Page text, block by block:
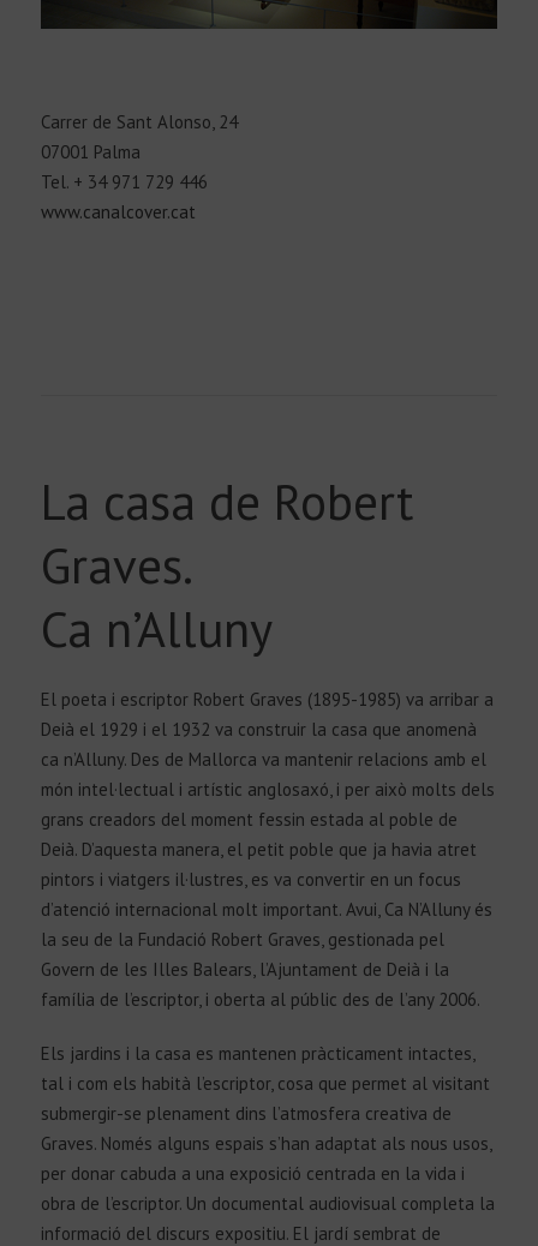
Carrer de Sant Alonso, 24
07001 Palma
Tel. + 34 971 729 446
www.canalcover.cat
La casa de Robert
Graves.
Ca n’Alluny
El poeta i escriptor Robert Graves (1895-1985) va arribar a
Deià el 1929 i el 1932 va construir la casa que anomenà
ca n’Alluny. Des de Mallorca va mantenir relacions amb el
món intel·lectual i artístic anglosaxó, i per això molts dels
grans creadors del moment fessin estada al poble de
Deià. D’aquesta manera, el petit poble que ja havia atret
pintors i viatgers il·lustres, es va convertir en un focus
d’atenció internacional molt important. Avui, Ca N’Alluny és
la seu de la Fundació Robert Graves, gestionada pel
Govern de les Illes Balears, l’Ajuntament de Deià i la
família de l’escriptor, i oberta al públic des de l’any 2006.
Els jardins i la casa es mantenen pràcticament intactes,
tal i com els habità l’escriptor, cosa que permet al visitant
submergir-se plenament dins l’atmosfera creativa de
Graves. Només alguns espais s’han adaptat als nous usos,
per donar cabuda a una exposició centrada en la vida i
obra de l’escriptor. Un documental audiovisual completa la
informació del discurs expositiu. El jardí sembrat de